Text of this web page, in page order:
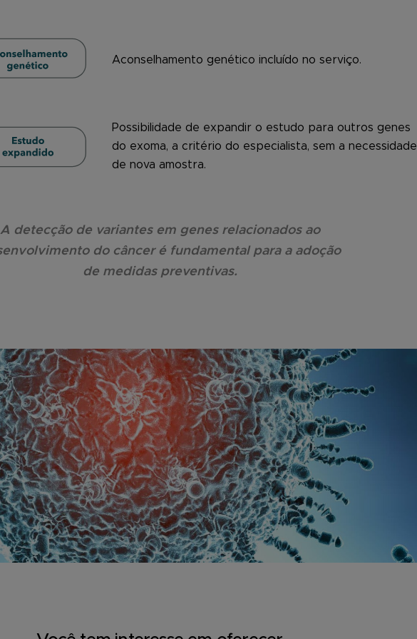
Aconselhamento genético incluído no serviço.
Possibilidade de expandir o estudo para outros genes
do exoma, a critério do especialista, sem a necessidade
de nova amostra.
A detecção de variantes em genes relacionados ao
do câncer é fundamental para a adoção
de medidas preventivas.